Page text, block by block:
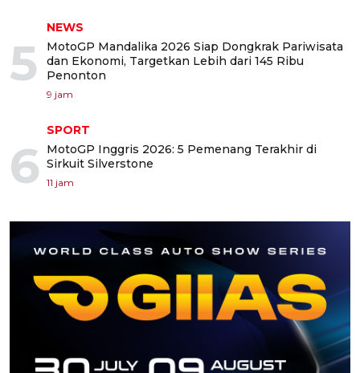
5
NEWS
MotoGP Mandalika 2026 Siap Dongkrak Pariwisata
dan Ekonomi, Targetkan Lebih dari 145 Ribu
Penonton
9 jam
6
SPORT
MotoGP Inggris 2026: 5 Pemenang Terakhir di
Sirkuit Silverstone
11 jam